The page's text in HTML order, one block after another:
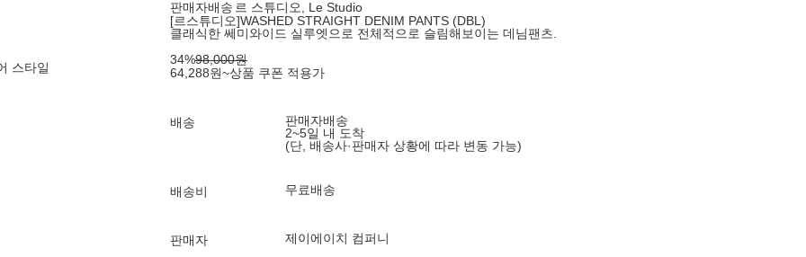
스타일
판매자배송 르 스튜디오, Le Studio
[르스튜디오]WASHED STRAIGHT DENIM PANTS (DBL)
클래식한 쎄미와이드 실루엣으로 전체적으로 슬림해보이는 데님팬츠.
34%98,000원
64,288원~상품 쿠폰 적용가
배송
판매자배송
2~5일 내 도착
(단, 배송사·판매자 상황에 따라 변동 가능)
배송비 무료배송
판매자 제이에이치 컴퍼니